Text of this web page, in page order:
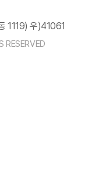
1119) 우)41061
RESERVED